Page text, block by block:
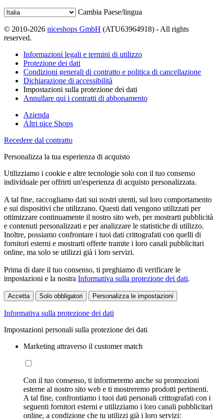
Cambia Paese/lingua
© 2010-2026 niceshops GmbH (ATU63964918) - All rights
reserved.
Informazioni legali e termini di utilizzo
Protezione dei dati
Condizioni generali di contratto e politica di cancellazione
Dichiarazione di accessibilità
Impostazioni sulla protezione dei dati
Annullare qui i contratti di abbonamento
Azienda
Altri nice Shops
Recedere dal contratto
Personalizza la tua esperienza di acquisto
Utilizziamo i cookie e altre tecnologie solo con il tuo consenso
individuale per offrirti un'esperienza di acquisto personalizzata.
A tal fine, raccogliamo dati sui nostri utenti, sul loro comportamento
e sui dispositivi che utilizzano. Questi dati vengono utilizzati per
ottimizzare continuamente il nostro sito web, per mostrarti pubblicità
e contenuti personalizzati e per analizzare le statistiche di utilizzo.
Inoltre, possiamo confrontare i tuoi dati crittografati con quelli di
fornitori esterni e mostrarti offerte tramite i loro canali pubblicitari
online, ma solo se utilizzi già i loro servizi.
Prima di dare il tuo consenso, ti preghiamo di verificare le
impostazioni e la nostra Informativa sulla protezione dei dati.
Accetta Solo obbligatori Personalizza le impostazioni
Informativa sulla protezione dei dati
Impostazioni personali sulla protezione dei dati
Marketing attraverso il customer match
Con il tuo consenso, ti informeremo anche su promozioni
esterne al nostro sito web e ti mostreremo prodotti pertinenti.
A tal fine, confrontiamo i tuoi dati personali crittografati con i
seguenti fornitori esterni e utilizziamo i loro canali pubblicitari
online, a condizione che tu utilizzi già i loro servizi: